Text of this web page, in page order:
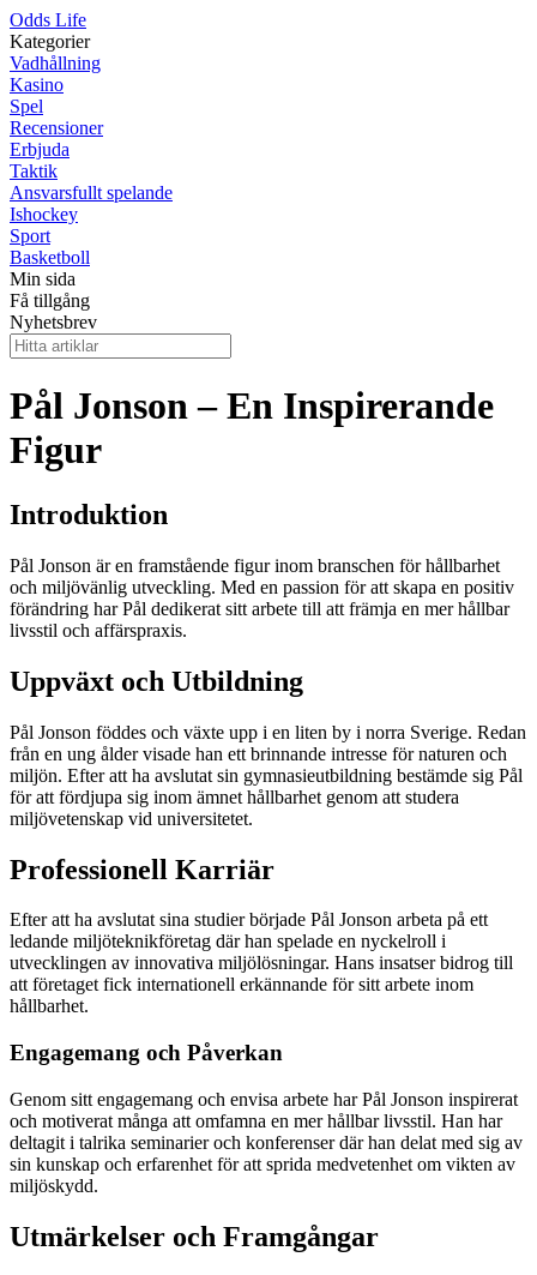
Odds Life
Kategorier
Vadhållning
Kasino
Spel
Recensioner
Erbjuda
Taktik
Ansvarsfullt spelande
Ishockey
Sport
Basketboll
Min sida
Få tillgång
Nyhetsbrev
Pål Jonson – En Inspirerande
Figur
Introduktion
Pål Jonson är en framstående figur inom branschen för hållbarhet
och miljövänlig utveckling. Med en passion för att skapa en positiv
förändring har Pål dedikerat sitt arbete till att främja en mer hållbar
livsstil och affärspraxis.
Uppväxt och Utbildning
Pål Jonson föddes och växte upp i en liten by i norra Sverige. Redan
från en ung ålder visade han ett brinnande intresse för naturen och
miljön. Efter att ha avslutat sin gymnasieutbildning bestämde sig Pål
för att fördjupa sig inom ämnet hållbarhet genom att studera
miljövetenskap vid universitetet.
Professionell Karriär
Efter att ha avslutat sina studier började Pål Jonson arbeta på ett
ledande miljöteknikföretag där han spelade en nyckelroll i
utvecklingen av innovativa miljölösningar. Hans insatser bidrog till
att företaget fick internationell erkännande för sitt arbete inom
hållbarhet.
Engagemang och Påverkan
Genom sitt engagemang och envisa arbete har Pål Jonson inspirerat
och motiverat många att omfamna en mer hållbar livsstil. Han har
deltagit i talrika seminarier och konferenser där han delat med sig av
sin kunskap och erfarenhet för att sprida medvetenhet om vikten av
miljöskydd.
Utmärkelser och Framgångar